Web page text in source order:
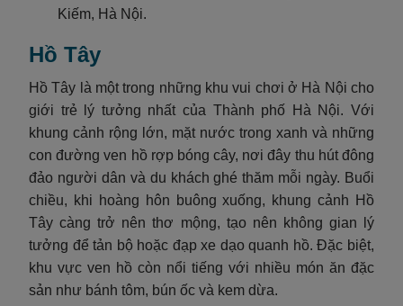
Kiếm, Hà Nội.
Hồ Tây
Hồ Tây là một trong những khu vui chơi ở Hà Nội cho
giới trẻ lý tưởng nhất của Thành phố Hà Nội. Với
khung cảnh rộng lớn, mặt nước trong xanh và những
con đường ven hồ rợp bóng cây, nơi đây thu hút đông
đảo người dân và du khách ghé thăm mỗi ngày. Buổi
chiều, khi hoàng hôn buông xuống, khung cảnh Hồ
Tây càng trở nên thơ mộng, tạo nên không gian lý
tưởng để tản bộ hoặc đạp xe dạo quanh hồ. Đặc biệt,
khu vực ven hồ còn nổi tiếng với nhiều món ăn đặc
sản như bánh tôm, bún ốc và kem dừa.